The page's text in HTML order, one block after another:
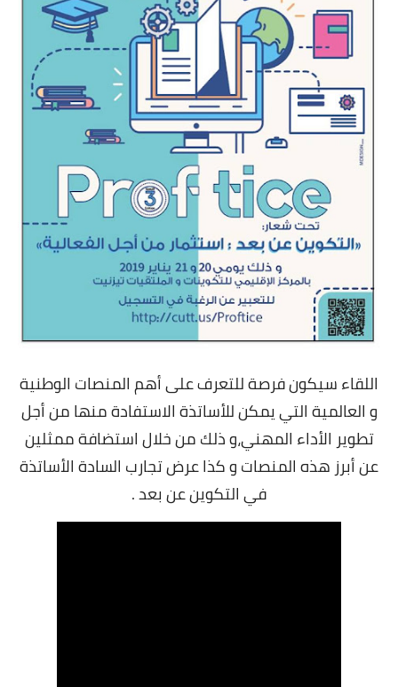
اللقاء سيكون فرصة للتعرف على أهم المنصات الوطنية
و العالمية التي يمكن للأساتذة الاستفادة منها من أجل
تطوير الأداء المهني،و ذلك من خلال استضافة ممثلين
عن أبرز هذه المنصات و كذا عرض تجارب السادة الأساتذة
في التكوين عن بعد .